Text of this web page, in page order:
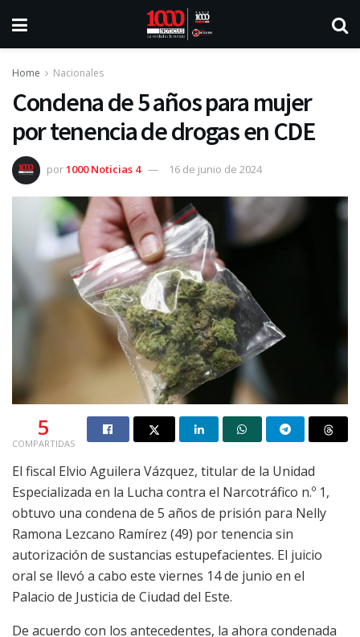
Home Nacionales
Condena de 5 años para mujer
por tenencia de drogas en CDE
por1000 Noticias 4 16 de junio de 2024
5
COMPARTIDAS
El fiscal Elvio Aguilera Vázquez, titular de la Unidad
Especializada en la Lucha contra el Narcotráfico n.º 1,
obtuvo una condena de 5 años de prisión para Nelly
Ramona Lezcano Ramírez (49) por tenencia sin
autorización de sustancias estupefacientes. El juicio
oral se llevó a cabo este viernes 14 de junio en el
Palacio de Justicia de Ciudad del Este.
De acuerdo con los antecedentes, la ahora condenada